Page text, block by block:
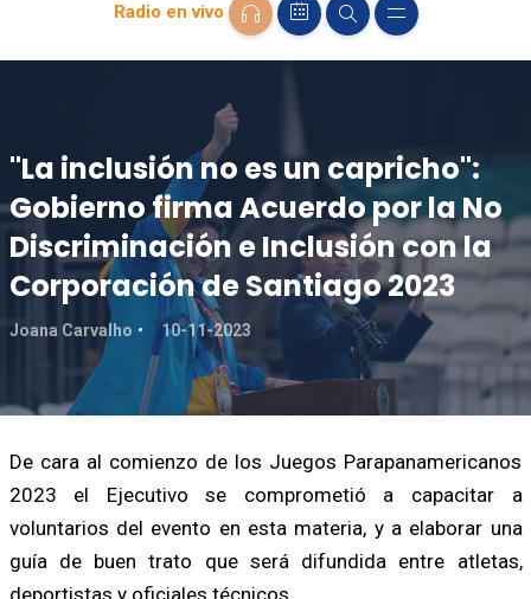
Radio en vivo
"La inclusión no es un capricho":
Gobierno firma Acuerdo por la No
Discriminación e Inclusión con la
Corporación de Santiago 2023
Joana Carvalho 10-11-2023
De cara al comienzo de los Juegos Parapanamericanos
2023 el Ejecutivo se comprometió a capacitar a
voluntarios del evento en esta materia, y a elaborar una
guía de buen trato que será difundida entre atletas,
deportistas y oficiales técnicos.